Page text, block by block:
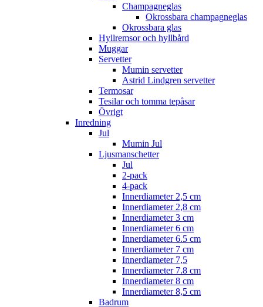
Champagneglas
Okrossbara champagneglas
Okrossbara glas
Hyllremsor och hyllbård
Muggar
Servetter
Mumin servetter
Astrid Lindgren servetter
Termosar
Tesilar och tomma tepåsar
Övrigt
Inredning
Jul
Mumin Jul
Ljusmanschetter
Jul
2-pack
4-pack
Innerdiameter 2,5 cm
Innerdiameter 2,8 cm
Innerdiameter 3 cm
Innerdiameter 6 cm
Innerdiameter 6.5 cm
Innerdiameter 7 cm
Innerdiameter 7,5
Innerdiameter 7.8 cm
Innerdiameter 8 cm
Innerdiameter 8,5 cm
Badrum